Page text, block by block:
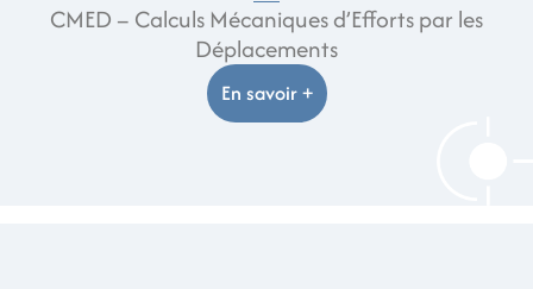
CMED – Calculs Mécaniques d’Efforts par les
Déplacements
En savoir +